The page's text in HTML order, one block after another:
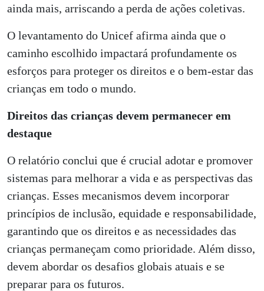
ainda mais, arriscando a perda de ações coletivas.
O levantamento do Unicef afirma ainda que o
caminho escolhido impactará profundamente os
esforços para proteger os direitos e o bem-estar das
crianças em todo o mundo.
Direitos das crianças devem permanecer em
destaque
O relatório conclui que é crucial adotar e promover
sistemas para melhorar a vida e as perspectivas das
crianças. Esses mecanismos devem incorporar
princípios de inclusão, equidade e responsabilidade,
garantindo que os direitos e as necessidades das
crianças permaneçam como prioridade. Além disso,
devem abordar os desafios globais atuais e se
preparar para os futuros.